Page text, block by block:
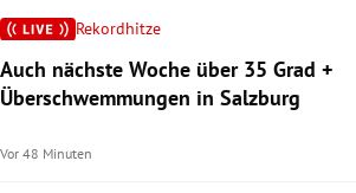
Rekordhitze
Auch nächste Woche über 35 Grad +
Überschwemmungen in Salzburg
Vor 48 Minuten